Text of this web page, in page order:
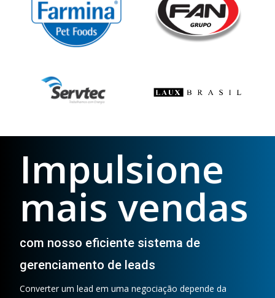
Impulsione
mais vendas
com nosso eficiente sistema de
gerenciamento de leads
Converter um lead em uma negociação depende da